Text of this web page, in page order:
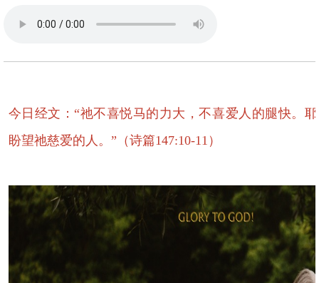
今日经文：“祂不喜悦马的力大，不喜爱人的腿快。
盼望祂慈爱的人。”（诗篇147:10-11）